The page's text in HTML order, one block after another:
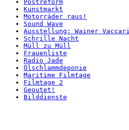
Postreform
Kunstmarkt
Motorräder raus!
Sound Wave
Ausstellung: Wainer Vaccari
Schrille Nacht
Müll zu Müll
Frauenliste
Radio Jade
Ölschlammdeponie
Maritime Filmtage
Filmtage 2
Geoutet!
Bilddienste